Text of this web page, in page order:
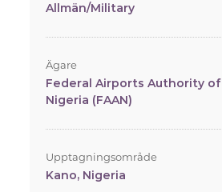
Allmän/Military
Ägare
Federal Airports Authority of
Nigeria (FAAN)
Upptagningsområde
Kano, Nigeria